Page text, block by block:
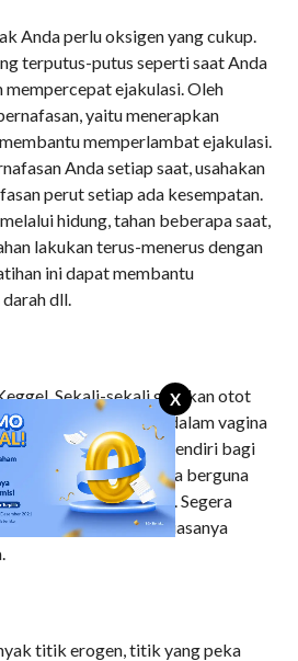
X
Anda perlu oksigen yang cukup.
terputus-putus seperti saat Anda
ejakulasi. Oleh
yaitu menerapkan
memperlambat ejakulasi.
Anda setiap saat, usahakan
perut setiap ada kesempatan.
hidung, tahan beberapa saat,
lakukan terus-menerus dengan
ini dapat membantu
dll.
Sekali-sekali gerakan otot
bergerak-gerak di dalam vagina
sensasi tersendiri bagi
pada otot PC ini juga berguna
hampir ejakulasi. Segera
tahan dengan kuat. Biasanya
titik erogen, titik yang peka